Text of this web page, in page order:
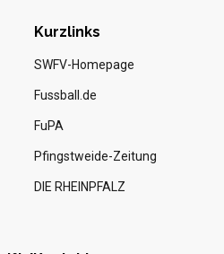
Kurzlinks
SWFV-Homepage
Fussball.de
FuPA
Pfingstweide-Zeitung
DIE RHEINPFALZ